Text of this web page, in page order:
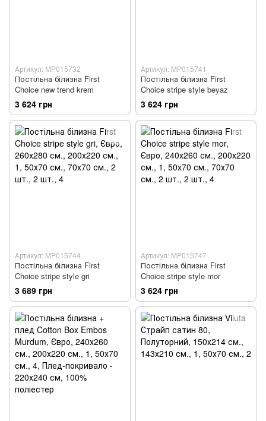
Артикул: MP015732
Постільна білизна First
Choice new trend krem
3 624 грн
Артикул: MP015741
Постільна білизна First
Choice stripe style beyaz
3 624 грн
Артикул: MP015744
Постільна білизна First
Choice stripe style gri
3 689 грн
Артикул: MP015747
Постільна білизна First
Choice stripe style mor
3 624 грн